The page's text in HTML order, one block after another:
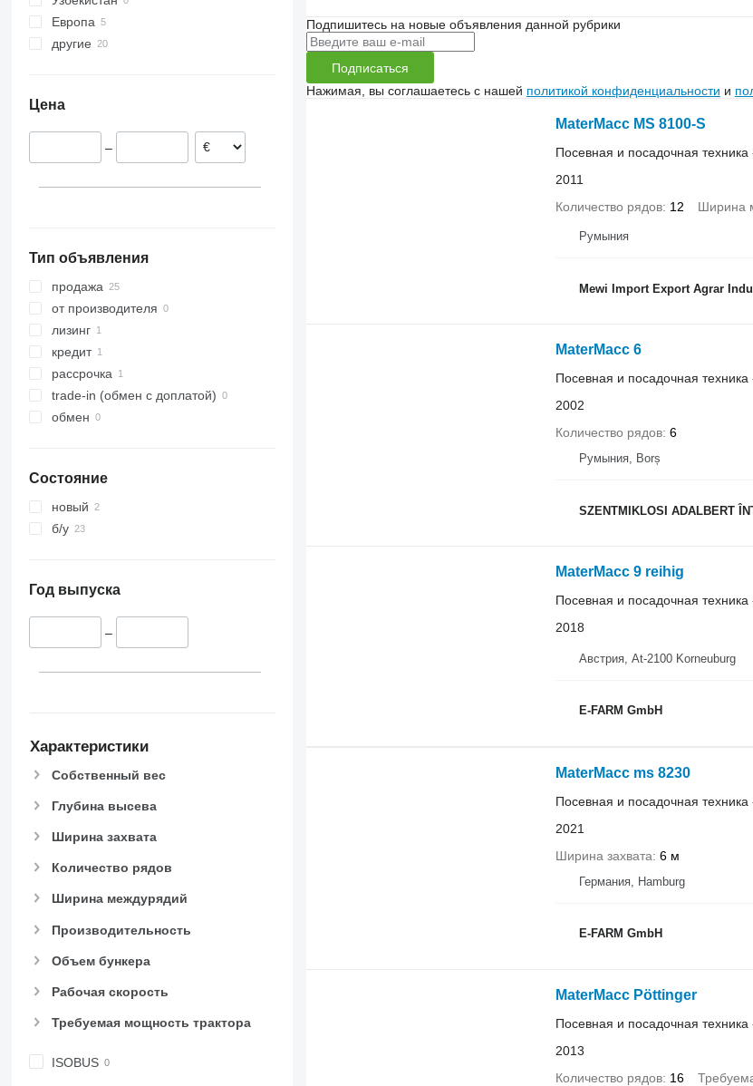
Primera DMC
DB
Европа
Румыния
другие
Цена
–
Тип объявления
продажа
от производителя
лизинг
кредит
рассрочка
trade-in (обмен с доплатой)
обмен
Состояние
новый
б/у
Год выпуска
–
Характеристики
Собственный вес
Глубина высева
Ширина захвата
Количество рядов
Ширина междурядий
Производительность
Объем бункера
Рабочая скорость
Требуемая мощность трактора
ISOBUS
Подпишитесь на новые объявления данной рубрики
Подписаться
Нажимая, вы соглашаетесь с нашей политикой конфиденциальности и
MaterMacc MS 8100-S
Посевная и посадочная
2011
Количество рядов 12 Ширина
Румыния
Mewi Import Export Agrar
MaterMacc 6
Посевная и посадочная
2002
Количество рядов 6
Румыния, Borș
SZENTMIKLOSI ADALBERT
MaterMacc 9 reihig
Посевная и посадочная
2018
Австрия, At-2100 Korneuburg
E-FARM GmbH
MaterMacc ms 8230
Посевная и посадочная
2021
Ширина захвата 6 м
Германия, Hamburg
E-FARM GmbH
MaterMacc Pöttinger
Посевная и посадочная
2013
Количество рядов 16